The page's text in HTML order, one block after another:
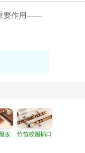
要作用——
开创了辉煌
不断完善、
家的不断涌
界吹奏乐器
版 竹笛校园插口